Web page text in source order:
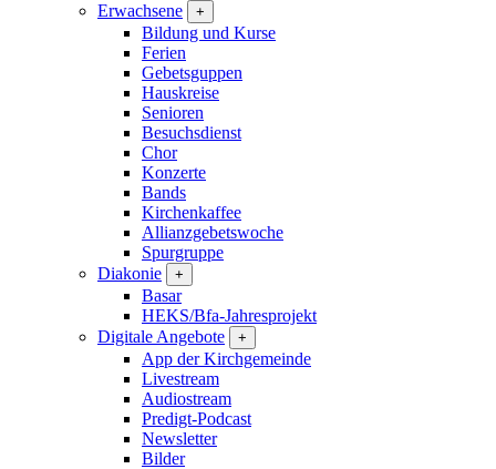
Erwachsene
+
Bildung und Kurse
Ferien
Gebetsguppen
Hauskreise
Senioren
Besuchsdienst
Chor
Konzerte
Bands
Kirchenkaffee
Allianzgebetswoche
Spurgruppe
Diakonie
+
Basar
HEKS/Bfa-Jahresprojekt
Digitale Angebote
+
App der Kirchgemeinde
Livestream
Audiostream
Predigt-Podcast
Newsletter
Bilder